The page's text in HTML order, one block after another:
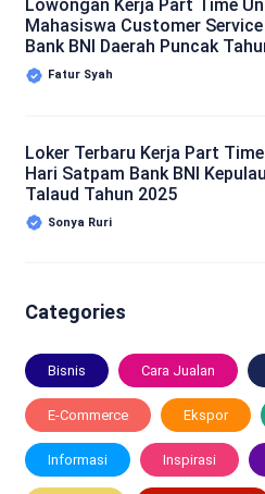
Lowongan Kerja Part Time
Mahasiswa Customer Service
Bank BNI Daerah Puncak
Fatur Syah
Loker Terbaru Kerja Part
Hari Satpam Bank BNI
Talaud Tahun 2025
Sonya Ruri
Categories
Bisnis Cara Jualan
E-Commerce Ekspor
Informasi Inspirasi